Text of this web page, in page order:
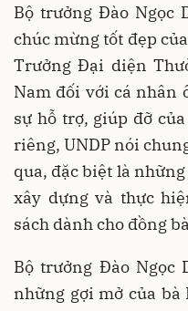
Bộ trưởng Đào Ngọc
chúc mừng tốt đẹp
Trưởng Đại diện
Nam đối với cá nhân
sự hỗ trợ, giúp đỡ
riêng, UNDP nói
qua, đặc biệt là
xây dựng và thực
sách dành cho đồng
Bộ trưởng Đào Ngọc
những gợi mở của